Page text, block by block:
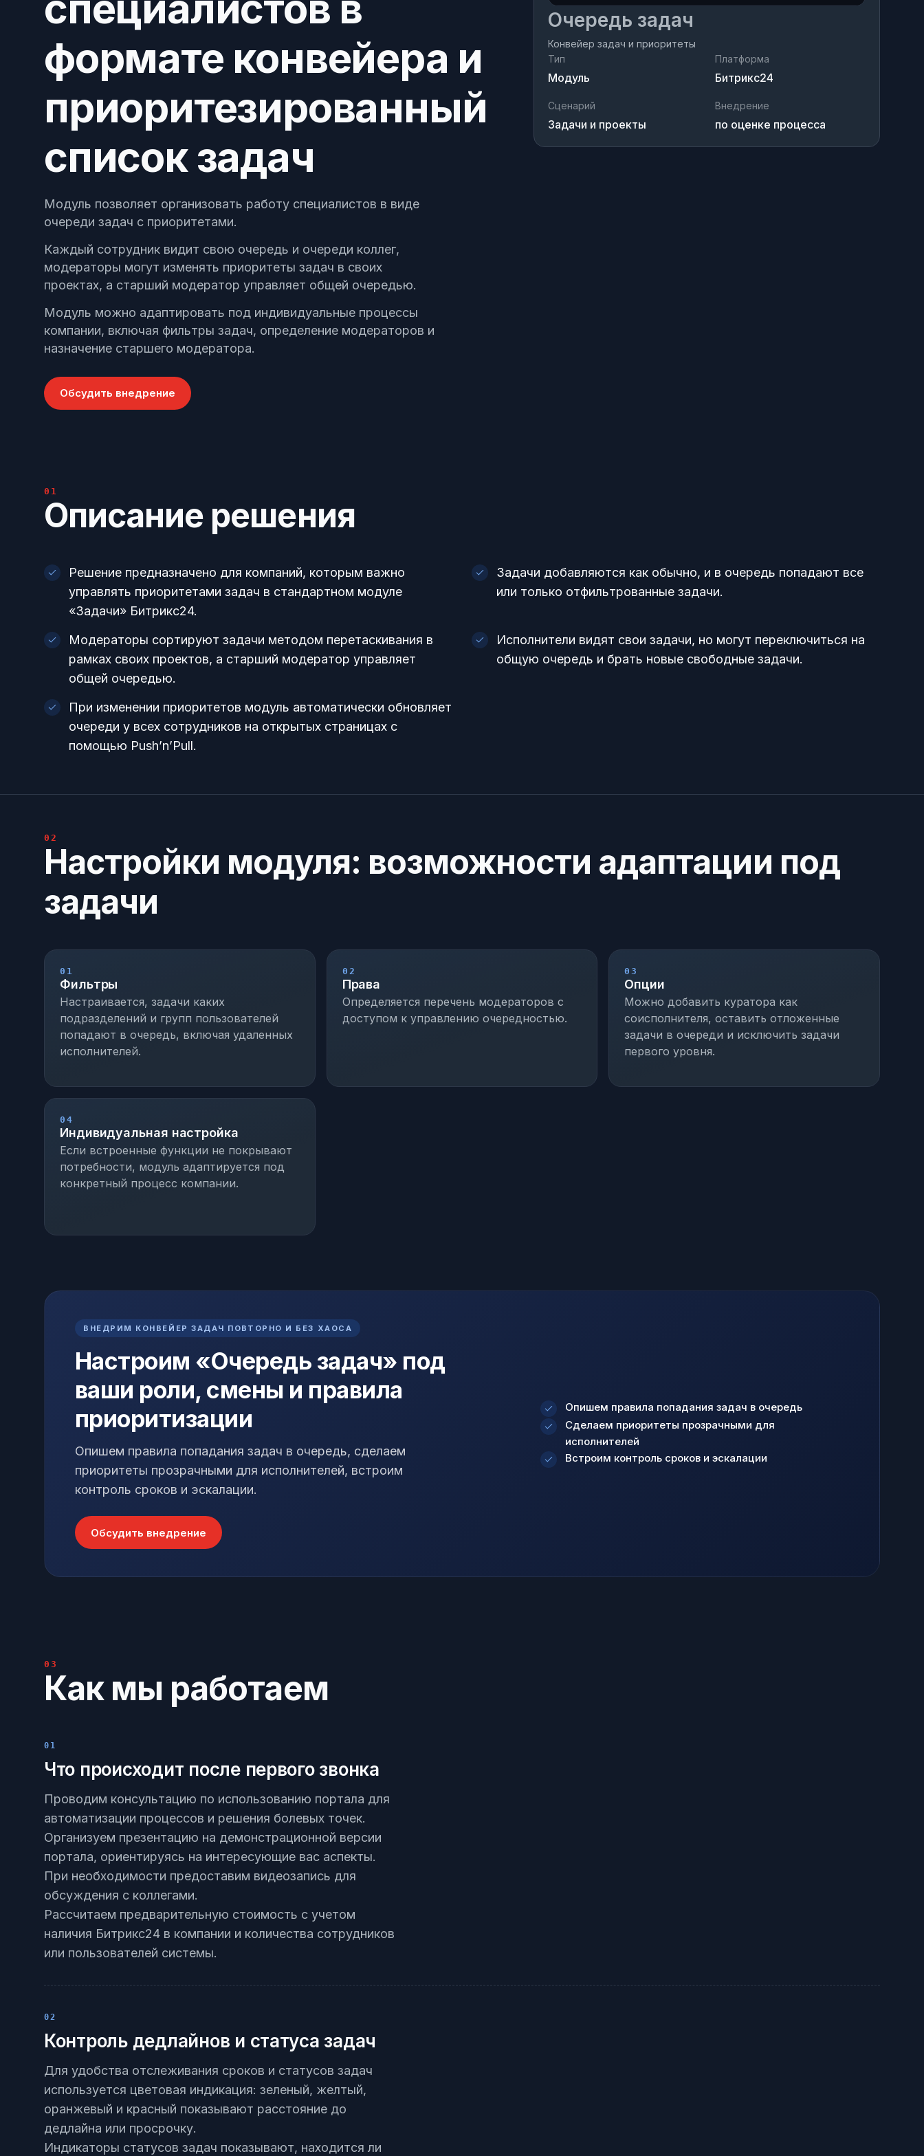
Позвонить
+7 (495) 215-52-91 · Пн–Пт, 10–19 МСК
Оставить заявку
Заполнить форму — перезвоним в течение дня
формате конвейера и
приоритезированный
список задач
Модуль позволяет организовать работу специалистов в виде
очереди задач с приоритетами.
Каждый сотрудник видит свою очередь и очереди коллег,
модераторы могут изменять приоритеты задач в своих
проектах, а старший модератор управляет общей очередью.
Модуль можно адаптировать под индивидуальные процессы
компании, включая фильтры задач, определение модераторов и
назначение старшего модератора.
Обсудить внедрение
Очередь задач
Конвейер задач и приоритеты
Тип
Модуль
Платформа
Битрикс24
Сценарий
Задачи и проекты
Внедрение
по оценке процесса
01
Описание решения
Решение предназначено для компаний, которым важно
управлять приоритетами задач в стандартном модуле
«Задачи» Битрикс24.
Задачи добавляются как обычно, и в очередь попадают все
или только отфильтрованные задачи.
Модераторы сортируют задачи методом перетаскивания в
рамках своих проектов, а старший модератор управляет
общей очередью.
Исполнители видят свои задачи, но могут переключиться на
общую очередь и брать новые свободные задачи.
При изменении приоритетов модуль автоматически обновляет
очереди у всех сотрудников на открытых страницах с
помощью Push’n’Pull.
02
Настройки модуля: возможности адаптации под
задачи
01
Фильтры
Настраивается, задачи каких
подразделений и групп пользователей
попадают в очередь, включая удаленных
исполнителей.
02
Права
Определяется перечень модераторов с
доступом к управлению очередностью.
03
Опции
Можно добавить куратора как
соисполнителя, оставить отложенные
задачи в очереди и исключить задачи
первого уровня.
04
Индивидуальная настройка
Если встроенные функции не покрывают
потребности, модуль адаптируется под
конкретный процесс компании.
ВНЕДРИМ КОНВЕЙЕР ЗАДАЧ ПОВТОРНО И БЕЗ ХАОСА
Настроим «Очередь задач» под
ваши роли, смены и правила
приоритизации
Опишем правила попадания задач в очередь, сделаем
приоритеты прозрачными для исполнителей, встроим
контроль сроков и эскалации.
Обсудить внедрение
Опишем правила попадания задач в очередь
Сделаем приоритеты прозрачными для
исполнителей
Встроим контроль сроков и эскалации
03
Как мы работаем
01
Что происходит после первого звонка
Проводим консультацию по использованию портала для
автоматизации процессов и решения болевых точек.
Организуем презентацию на демонстрационной версии
портала, ориентируясь на интересующие вас аспекты.
При необходимости предоставим видеозапись для
обсуждения с коллегами.
Рассчитаем предварительную стоимость с учетом
наличия Битрикс24 в компании и количества сотрудников
или пользователей системы.
02
Контроль дедлайнов и статуса задач
Для удобства отслеживания сроков и статусов задач
используется цветовая индикация: зеленый, желтый,
оранжевый и красный показывают расстояние до
дедлайна или просрочку.
Индикаторы статусов задач показывают, находится ли